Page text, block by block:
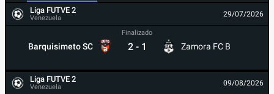
Liga FUTVE 2
Venezuela 29/07/2026
Barquisimeto SC
Finalizado
2 - 1 Zamora FC B
Liga FUTVE 2
Venezuela 09/08/2026